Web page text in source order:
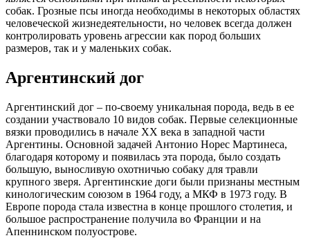
собак. Грозные псы иногда необходимы в некоторых областях
человеческой жизнедеятельности, но человек всегда должен
контролировать уровень агрессии как пород больших
размеров, так и у маленьких собак.
Аргентинский дог
Аргентинский дог – по-своему уникальная порода, ведь в ее
создании участвовало 10 видов собак. Первые селекционные
вязки проводились в начале XX века в западной части
Аргентины. Основной задачей Антонио Норес Мартинеса,
благодаря которому и появилась эта порода, было создать
большую, выносливую охотничью собаку для травли
крупного зверя. Аргентинские доги были признаны местным
кинологическим союзом в 1964 году, а МКФ в 1973 году. В
Европе порода стала известна в конце прошлого столетия, и
большое распространение получила во Франции и на
Апеннинском полуострове.